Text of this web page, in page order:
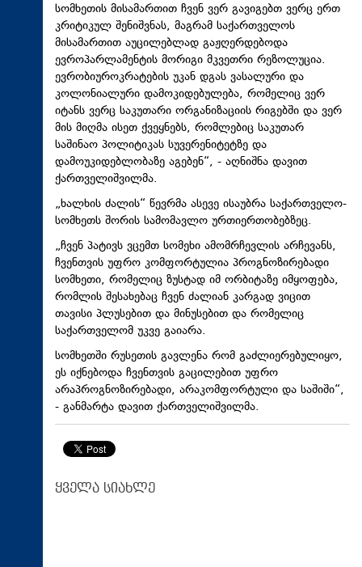
სომხეთის მისამართით ჩვენ ვერ გავიგებთ ვერც ერთ
კრიტიკულ შენიშვნას, მაგრამ საქართველოს
მისამართით აუცილებლად გაჟღერდებოდა
ევროპარლამენტის მორიგი მკვეთრი რეზოლუცია.
ევრობიუროკრატების უკან დგას ვასალური და
კოლონიალური დამოკიდებულება, რომელიც ვერ
იტანს ვერც საკუთარი ორგანიზაციის რიგებში და ვერ
მის მიღმა ისეთ ქვეყნებს, რომლებიც საკუთარ
საშინაო პოლიტიკას სუვერენიტეტზე და
დამოუკიდებლობაზე აგებენ“, - აღნიშნა დავით
ქართველიშვილმა.
„ხალხის ძალის“ წევრმა ასევე ისაუბრა საქართველო-
სომხეთს შორის სამომავლო ურთიერთობებზეც.
„ჩვენ პატივს ვცემთ სომეხი ამომრჩევლის არჩევანს,
ჩვენთვის უფრო კომფორტულია პროგნოზირებადი
სომხეთი, რომელიც ზუსტად იმ ორბიტაზე იმყოფება,
რომლის შესახებაც ჩვენ ძალიან კარგად ვიცით
თავისი პლუსებით და მინუსებით და რომელიც
საქართველომ უკვე გაიარა.
სომხეთში რუსეთის გავლენა რომ გაძლიერებულიყო,
ეს იქნებოდა ჩვენთვის გაცილებით უფრო
არაპროგნოზირებადი, არაკომფორტული და საშიში“,
- განმარტა დავით ქართველიშვილმა.
ყველა სიახლე